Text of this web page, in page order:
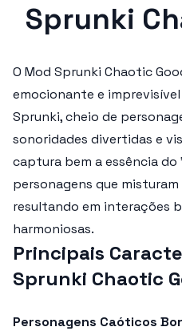
Sprunki
O Mod Sprunki Chaotic
emocionante e
Sprunki, cheio de
sonoridades divertidas e
captura bem a essência
personagens que
resultando em interações
harmoniosas.
Principais
Sprunki Chaotic
Personagens Caóticos